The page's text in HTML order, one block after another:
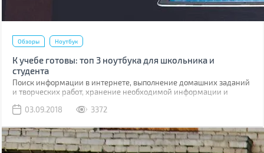
Обзоры Ноутбук
К учебе готовы: топ 3 ноутбука для школьника и
студента
Поиск информации в интернете, выполнение домашних заданий
и творческих работ, хранение необходимой информации и
Без данного устройства современному ученику просто не
03.09.2018 3372